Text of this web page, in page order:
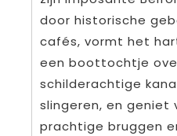
door historische
cafés, vormt het
een boottochtje
schilderachtige
slingeren, en geniet
prachtige bruggen